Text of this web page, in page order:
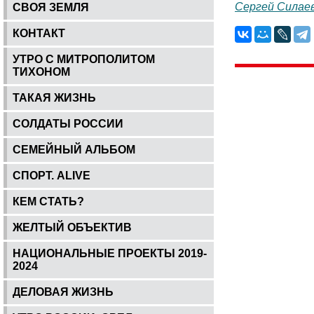
СВОЯ ЗЕМЛЯ
КОНТАКТ
УТРО С МИТРОПОЛИТОМ
ТИХОНОМ
ТАКАЯ ЖИЗНЬ
СОЛДАТЫ РОССИИ
СЕМЕЙНЫЙ АЛЬБОМ
СПОРТ. ALIVE
КЕМ СТАТЬ?
ЖЕЛТЫЙ ОБЪЕКТИВ
НАЦИОНАЛЬНЫЕ ПРОЕКТЫ 2019-
2024
ДЕЛОВАЯ ЖИЗНЬ
Сергей